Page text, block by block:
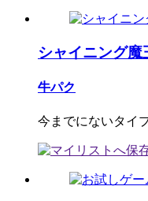
シャイニング魔
牛パク
今までにないタイ